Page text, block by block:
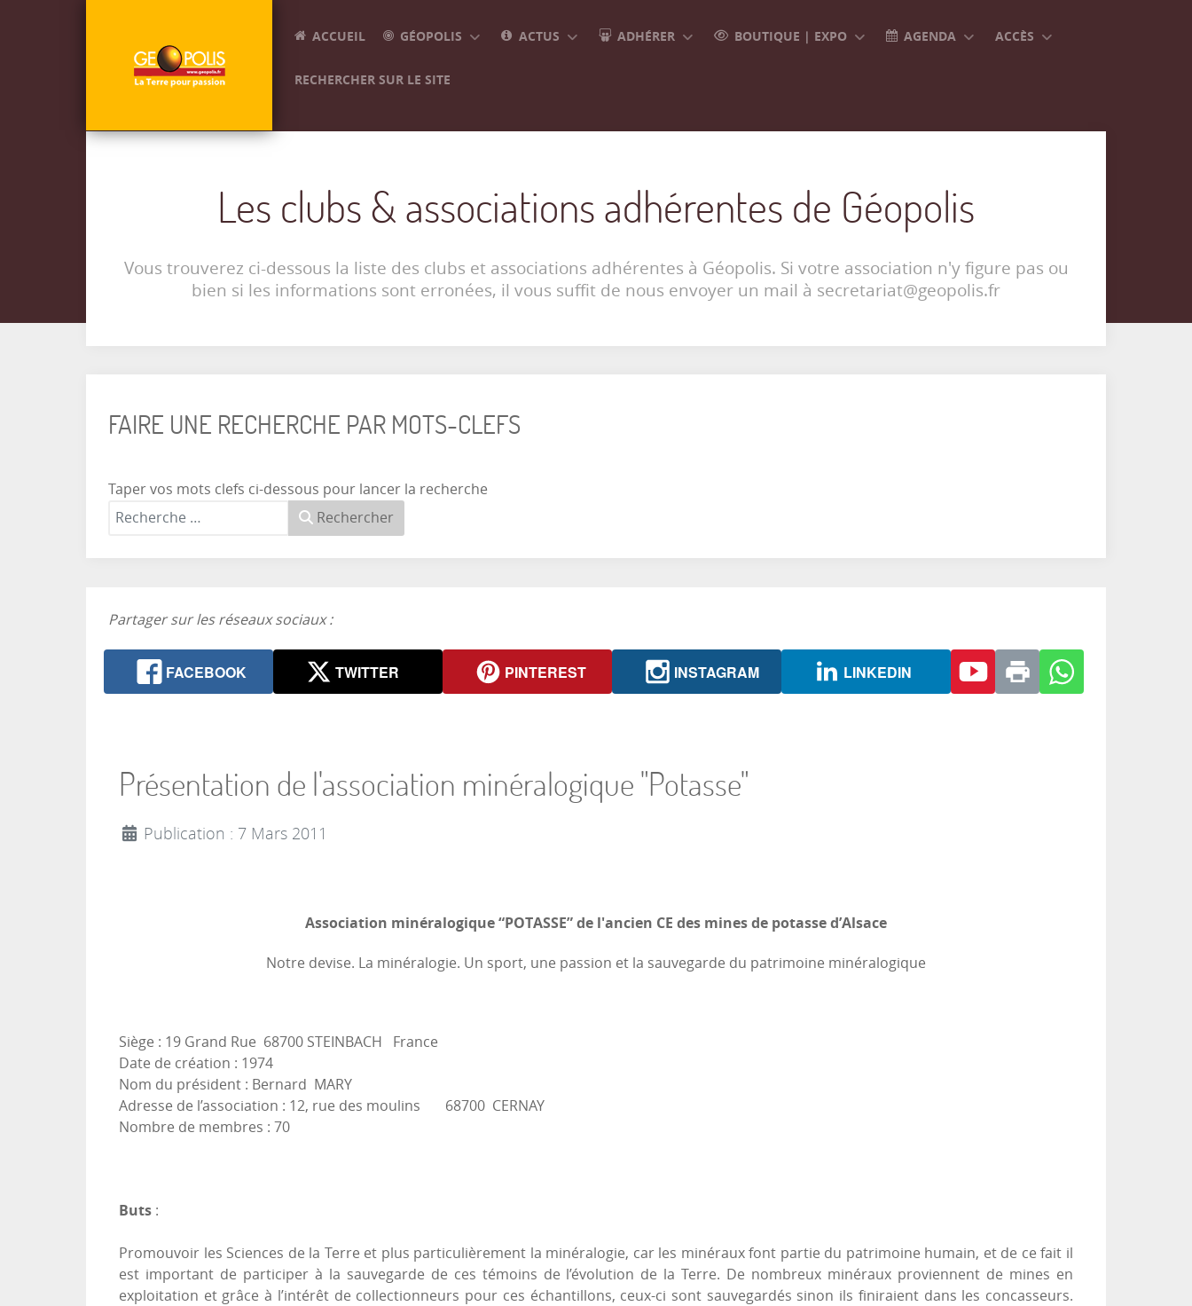
ACCUEIL GÉOPOLIS ACTUS ADHÉRER BOUTIQUE | EXPO AGENDA ACCÈS
RECHERCHER SUR LE SITE
Les clubs & associations adhérentes de Géopolis
Vous trouverez ci-dessous la liste des clubs et associations adhérentes à Géopolis. Si votre association n'y figure pas ou
bien si les informations sont erronées, il vous suffit de nous envoyer un mail à secretariat@geopolis.fr
FAIRE UNE RECHERCHE PAR MOTS-CLEFS
Taper vos mots clefs ci-dessous pour lancer la recherche
Rechercher
Partager sur les réseaux sociaux :
FACEBOOK TWITTER PINTEREST INSTAGRAM LINKEDIN
Présentation de l'association minéralogique "Potasse"
Publication : 7 Mars 2011
Association minéralogique “POTASSE” de l'ancien CE des mines de potasse d’Alsace
Notre devise. La minéralogie. Un sport, une passion et la sauvegarde du patrimoine minéralogique
Siège : 19 Grand Rue 68700 STEINBACH France
Date de création : 1974
Nom du président : Bernard MARY
Adresse de l’association : 12, rue des moulins 68700 CERNAY
Nombre de membres : 70
Buts :
Promouvoir les Sciences de la Terre et plus particulièrement la minéralogie, car les minéraux font partie du patrimoine humain, et de ce fait il
est important de participer à la sauvegarde de ces témoins de l’évolution de la Terre. De nombreux minéraux proviennent de mines en
exploitation et grâce à l’intérêt de collectionneurs pour ces échantillons, ceux-ci sont sauvegardés sinon ils finiraient dans les concasseurs.